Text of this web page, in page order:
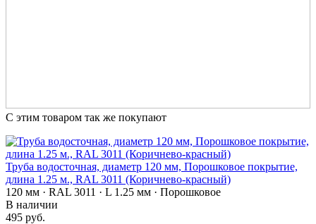
С этим товаром так же покупают
Труба водосточная, диаметр 120 мм, Порошковое покрытие,
длина 1.25 м., RAL 3011 (Коричнево-красный)
120 мм · RAL 3011 · L 1.25 мм · Порошковое
В наличии
495 руб.